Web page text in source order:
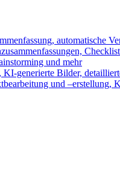
automatische
und mehr
generierte Bilder,
und –erstellung,